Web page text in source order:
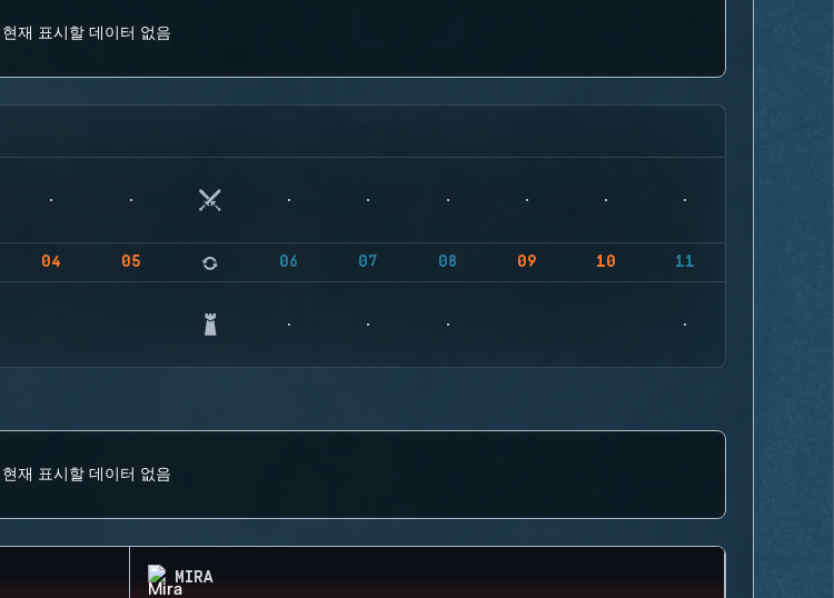
현재 표시할 데이터 없음
04 05 06 07 08 09 10 11
현재 표시할 데이터 없음
MIRA